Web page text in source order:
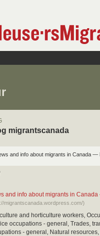
migrantscanada
and info about migrants in Canada
and info about migrants in
migrantscanada.wordpress.com/)
and horticulture workers,
occupations - general, Trades,
- general, Natural